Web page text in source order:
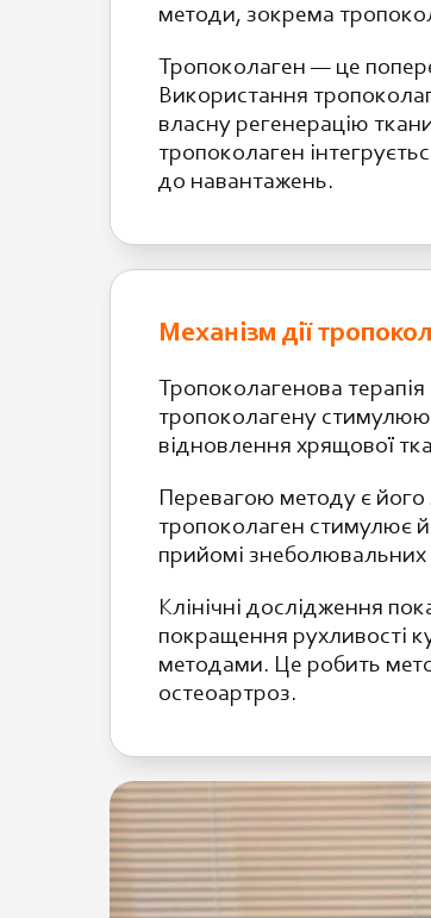
методи, зокрема
Тропоколаген — це
Використання
власну регенерацію
тропоколаген
до навантажень.
Механізм дії
Тропоколагенова терапія
тропоколагену
відновлення хрящової
Перевагою методу є
тропоколаген стимулює
прийомі знеболювальних
Клінічні дослідження
покращення рухливості
методами. Це робить
остеоартроз.